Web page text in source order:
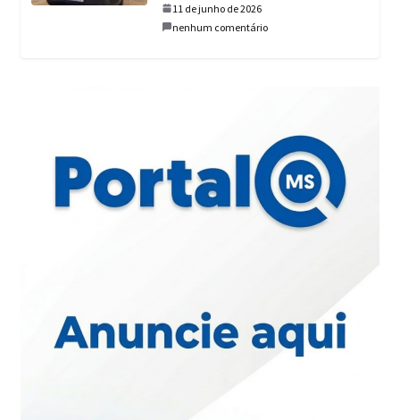
11 de junho de 2026
nenhum comentário